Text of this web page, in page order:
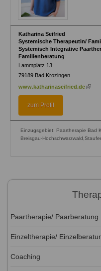
Katharina Seifried
Systemische Therapeutin/
Systemisch Integrative
Familienberatung
Lammplatz 13
79189 Bad Krozingen
www.katharinaseifried.de (link
zum Profil
Einzugsgebiet: Paartherapie Bad
Breisgau-
Paartherapie/ Paarberatung
Einzeltherapie/
Coaching